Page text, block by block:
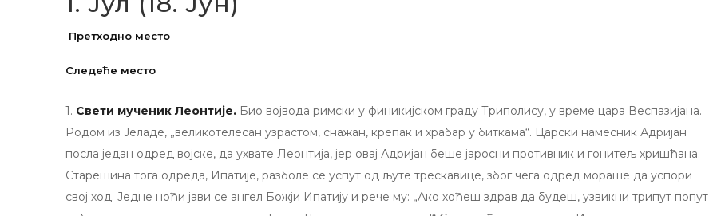
1. Свети мученик Леонтије. Био војвода римски у финикијском граду Триполису, у време цара Веспазијана.
Родом из Јеладе, „великотелесан узрастом, снажан, крепак и храбар у биткама“. Царски намесник Адријан
посла један одред војске, да ухвате Леонтија, јер овај Адријан беше јаросни противник и гонитељ хришћана.
Старешина тога одреда, Ипатије, разболе се успут од љуте трескавице, због чега одред мораше да успори
свој ход. Једне ноћи јави се ангел Божји Ипатију и рече му: „Ако хоћеш здрав да будеш, узвикни трипут попут